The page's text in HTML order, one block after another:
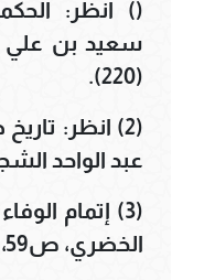
() انظر:
سعيد بن
(220).
(2) انظر:
عبد الواحد الشجاع،
(3) إتمام
الخضري، ص59، 60.